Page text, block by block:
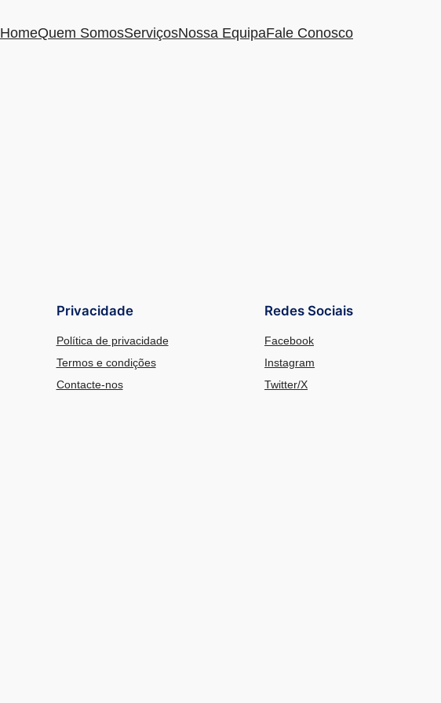
HomeQuem SomosServiçosNossa EquipaFale Conosco
Privacidade
Política de privacidade
Termos e condições
Contacte-nos
Redes Sociais
Facebook
Instagram
Twitter/X